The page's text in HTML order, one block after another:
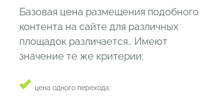
Базовая цена размещения подобного
контента на сайте для различных
площадок различается.. Имеют
значение те же критерии:
цена одного перехода;